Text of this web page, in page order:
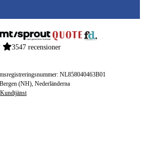
3547 recensioner
NL858040463B01
(NH), Nederländerna
Kundtjänst